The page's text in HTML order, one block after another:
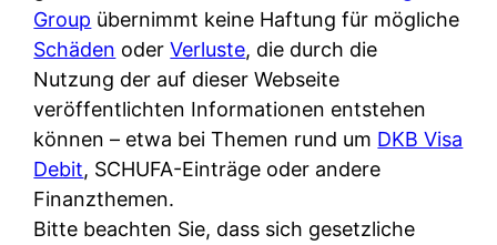
B
a
n
k
k
a
r
t
k
o
t
n
o
i
r
m
a
a
m
p
r
Group übernimmt keine Haftung für mögliche
Schäden oderVerluste, die durch die
Nutzung der auf dieser Webseite
veröffentlichten Informationen entstehen
können – etwa bei Themen rund um DKB Visa
Debit, SCHUFA-Einträge oder andere
Finanzthemen.
Bitte beachten Sie, dass sich gesetzliche